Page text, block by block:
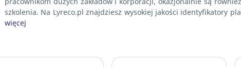
szkolenia. Na Lyreco.pl znajdziesz wysokiej jakości identyfikatory
więcej